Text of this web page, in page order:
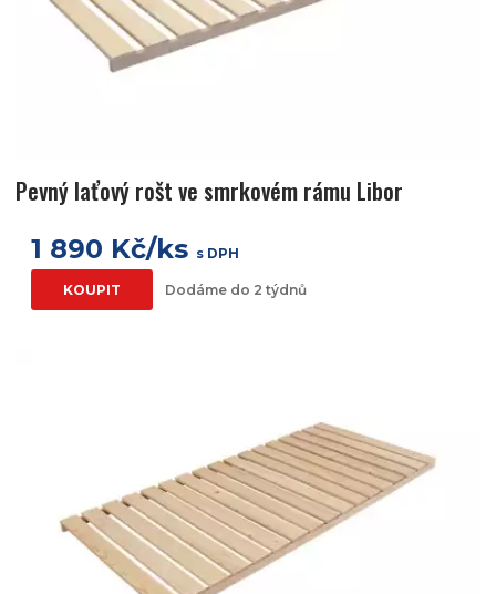
Pevný laťový rošt ve smrkovém rámu Libor
1 890 Kč/ks s DPH
KOUPIT Dodáme do 2 týdnů